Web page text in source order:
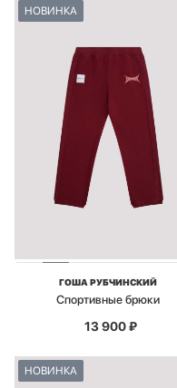
НОВИНКА
ГОША РУБЧИНСКИЙ
Спортивные брюки
13 900₽
НОВИНКА